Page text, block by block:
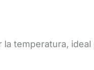
temperatura,